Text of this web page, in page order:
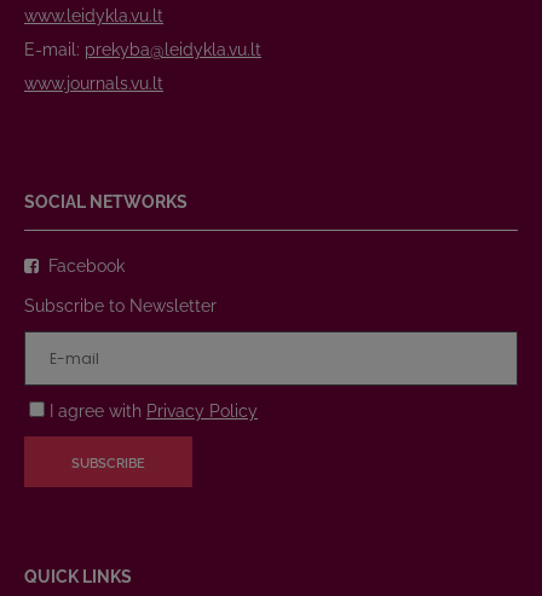
www.leidykla.vu.lt
E-mail: prekyba@leidykla.vu.lt
www.journals.vu.lt
SOCIAL NETWORKS
Facebook
Subscribe to Newsletter
I agree with Privacy Policy
SUBSCRIBE
QUICK LINKS